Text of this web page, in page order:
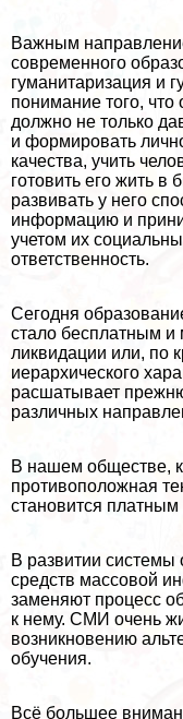
Важным
современного
гуманитаризация и
понимание того,
должно не только
и формировать
качества, учить
готовить его жить
развивать у него
информацию и
учетом их
ответственность.
Сегодня
стало бесплатным и
ликвидации или, по
иерархического
расшатывает
различных
В нашем обществе,
противоположная
становится
В развитии системы
средств массовой
заменяют процесс
к нему. СМИ очень
возникновению
обучения.
Всё большее